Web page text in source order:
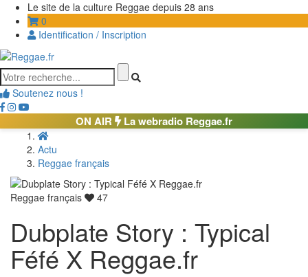
Le site de la culture Reggae depuis 28 ans
0
Identification / Inscription
Soutenez nous !
ON AIR La webradio Reggae.fr
Actu
Reggae français
Reggae français 47
Dubplate Story : Typical
Féfé X Reggae.fr